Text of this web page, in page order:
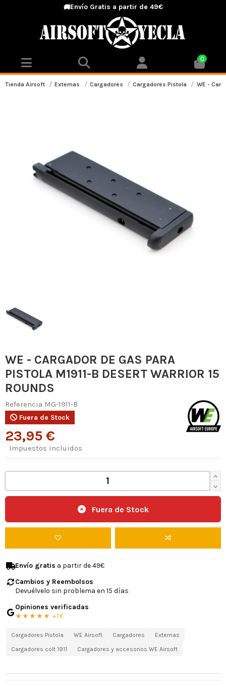
🚚Envío Gratis a partir de 49€
0
Tienda Airsoft Externas Cargadores Cargadores Pistola WE -
WE - CARGADOR DE GAS PARA
PISTOLA M1911-B DESERT WARRIOR 15
ROUNDS
Referencia MG-1911-B
Fuera de Stock
23,95 €
Impuestos incluidos
Fuera de Stock
Envío gratis a partir de 49€
Cambios y Reembolsos
Devuélvelo sin problema en 15 días
Opiniones verificadas
★★★★★ +1K
Cargadores Pistola WE Airsoft Cargadores
Externas
Cargadores colt 1911
Cargadores y accesorios WE Airsoft